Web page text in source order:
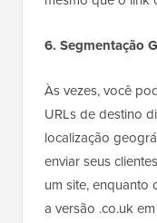
6. Segmentação
Às vezes, você
URLs de destino
localização
enviar seus
um site, enquanto
a versão .co.uk